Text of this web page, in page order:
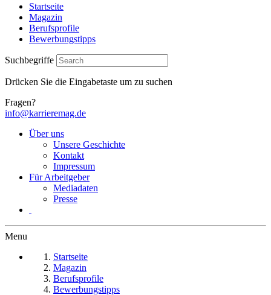
Startseite
Magazin
Berufsprofile
Bewerbungstipps
Suchbegriffe
Drücken Sie die Eingabetaste um zu suchen
Fragen?
info@karrieremag.de
Über uns
Unsere Geschichte
Kontakt
Impressum
Für Arbeitgeber
Mediadaten
Presse
Menu
Startseite
Magazin
Berufsprofile
Bewerbungstipps